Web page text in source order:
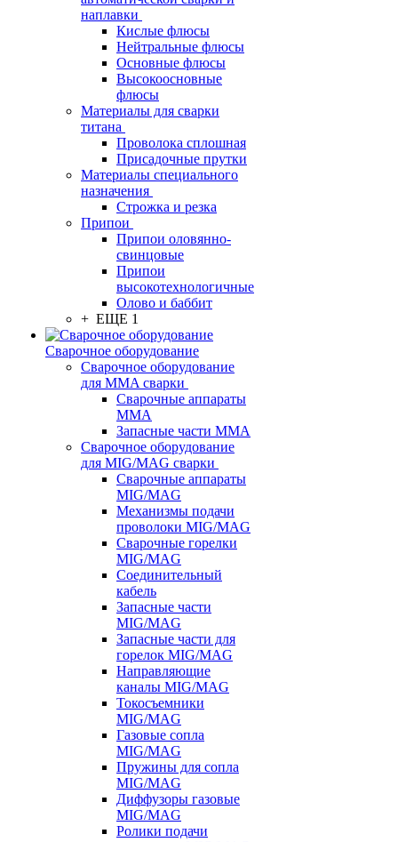
наплавки
Кислые флюсы
Нейтральные флюсы
Основные флюсы
Высокоосновные
флюсы
Материалы для сварки
титана
Проволока сплошная
Присадочные прутки
Материалы специального
назначения
Строжка и резка
Припои
Припои оловянно-
свинцовые
Припои
высокотехнологичные
Олово и баббит
+ ЕЩЕ 1
Сварочное оборудование
Сварочное оборудование
для MMA сварки
Сварочные аппараты
MMA
Запасные части MMA
Сварочное оборудование
для MIG/MAG сварки
Сварочные аппараты
MIG/MAG
Механизмы подачи
проволоки MIG/MAG
Сварочные горелки
MIG/MAG
Соединительный
кабель
Запасные части
MIG/MAG
Запасные части для
горелок MIG/MAG
Направляющие
каналы MIG/MAG
Токосъемники
MIG/MAG
Газовые сопла
MIG/MAG
Пружины для сопла
MIG/MAG
Диффузоры газовые
MIG/MAG
Ролики подачи